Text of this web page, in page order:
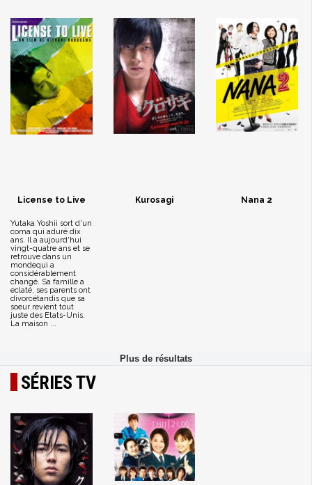
License to Live
Yutaka Yoshii sort d'un
coma qui aduré dix
ans. Il a aujourd'hui
vingt-quatre ans et se
retrouve dans un
mondequi a
considérablement
changé. Sa famille a
eclaté, ses parents ont
divorcétandis que sa
soeur revient tout
juste des Etats-Unis.
La maison ...
Kurosagi Nana 2
SÉRIES TV